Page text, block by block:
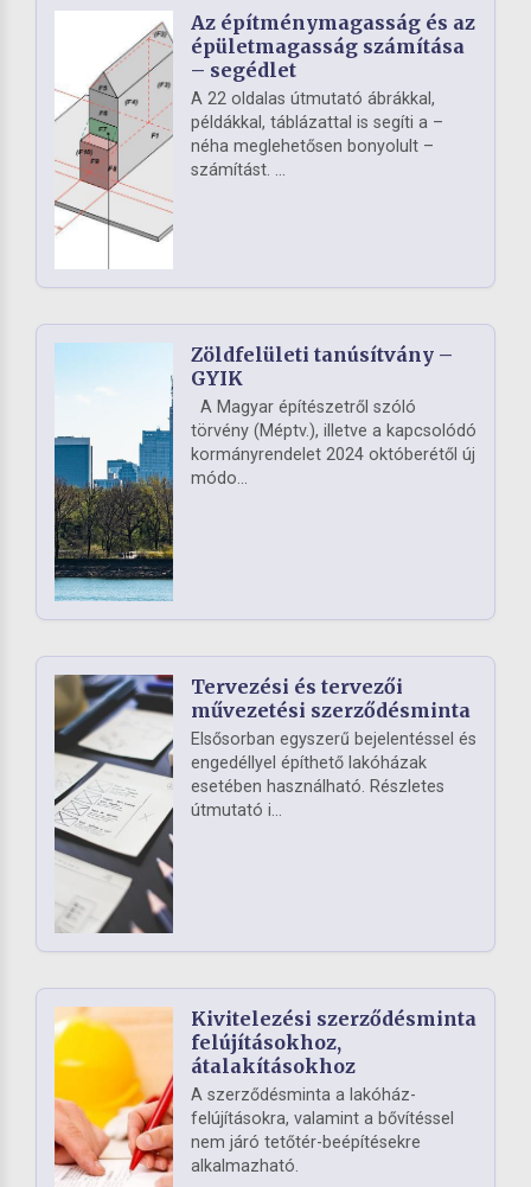
Az építménymagasság és az
épületmagasság számítása
– segédlet
A 22 oldalas útmutató ábrákkal,
példákkal, táblázattal is segíti a –
néha meglehetősen bonyolult –
számítást. ...
Zöldfelületi tanúsítvány –
GYIK
A Magyar építészetről szóló
törvény (Méptv.), illetve a kapcsolódó
kormányrendelet 2024 októberétől új
módo...
Tervezési és tervezői
művezetési szerződésminta
Elsősorban egyszerű bejelentéssel és
engedéllyel építhető lakóházak
esetében használható. Részletes
útmutató i...
Kivitelezési szerződésminta
felújításokhoz,
átalakításokhoz
A szerződésminta a lakóház-
felújításokra, valamint a bővítéssel
nem járó tetőtér-beépítésekre
alkalmazható.